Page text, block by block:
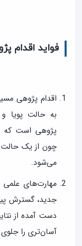
فواید اقدام
اقدام پژوهی
به حالت پویا
پژوهی است که
چون از یک
می‌شود.
مهارت‌های علمی
جدید، گسترش
دست آمده از
آسان‌تری را